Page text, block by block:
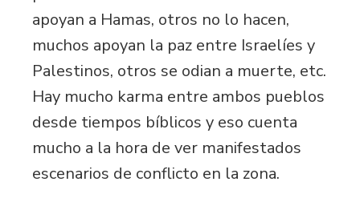
apoyan a Hamas, otros no lo hacen,
muchos apoyan la paz entre Israelíes y
Palestinos, otros se odian a muerte, etc.
Hay mucho karma entre ambos pueblos
desde tiempos bíblicos y eso cuenta
mucho a la hora de ver manifestados
escenarios de conflicto en la zona.